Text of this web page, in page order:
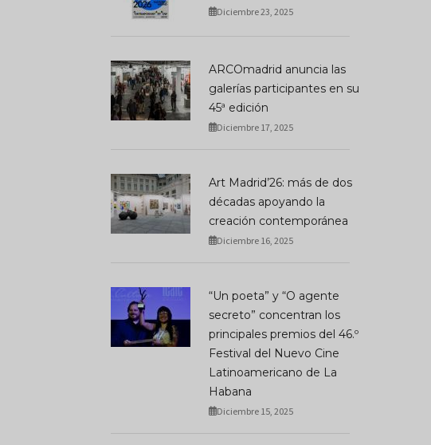
Diciembre 23, 2025
ARCOmadrid anuncia las
galerías participantes en su
45ª edición
Diciembre 17, 2025
Art Madrid’26: más de dos
décadas apoyando la
creación contemporánea
Diciembre 16, 2025
“Un poeta” y “O agente
secreto” concentran los
principales premios del 46.º
Festival del Nuevo Cine
Latinoamericano de La
Habana
Diciembre 15, 2025